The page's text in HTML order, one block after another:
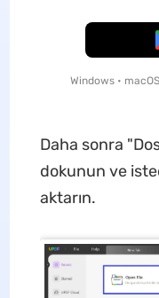
Windows •
Daha sonra
dokunun ve
aktarın.